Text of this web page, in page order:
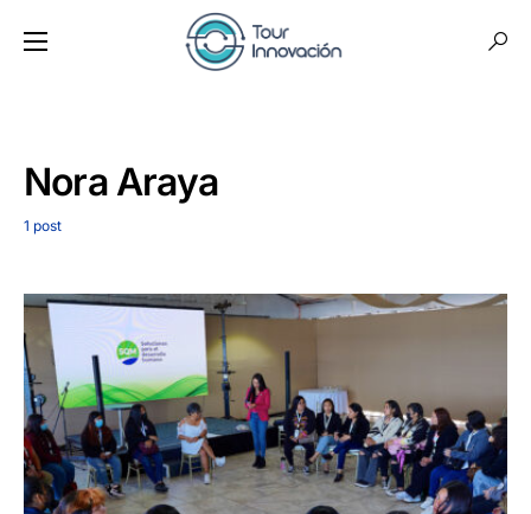
Nora Araya
1 post